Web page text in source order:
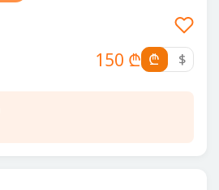
150 ₾ ₾ $